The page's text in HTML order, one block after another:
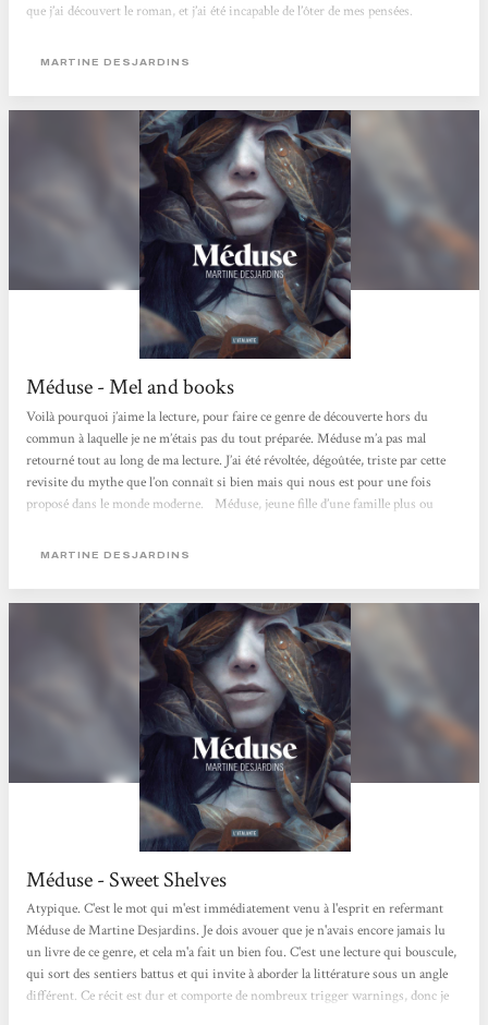
que j’ai découvert le roman, et j’ai été incapable de l’ôter de mes pensées.
réécriture comme on en voit...
MARTINE DESJARDINS
Méduse - Mel and books
Voilà pourquoi j’aime la lecture, pour faire ce genre de découverte hors du
commun à laquelle je ne m’étais pas du tout préparée. Méduse m’a pas mal
retourné tout au long de ma lecture. J’ai été révoltée, dégoûtée, triste par cette
revisite du mythe que l’on connaît si bien mais qui nous est pour une fois
proposé dans le monde moderne.⠀Méduse, jeune fille d’une famille plus ou
particularité ? Des yeux que personne ne peut regarder...
MARTINE DESJARDINS
Méduse - Sweet Shelves
Atypique. C'est le mot qui m'est immédiatement venu à l'esprit en refermant
Méduse de Martine Desjardins. Je dois avouer que je n'avais encore jamais lu
un livre de ce genre, et cela m'a fait un bien fou. C'est une lecture qui bouscule,
qui sort des sentiers battus et qui invite à aborder la littérature sous un angle
différent. Ce récit est dur et comporte de nombreux trigger warnings, donc je